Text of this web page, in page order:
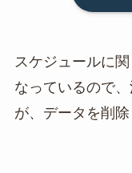
スケジュールに
なっているので
が、データを削除